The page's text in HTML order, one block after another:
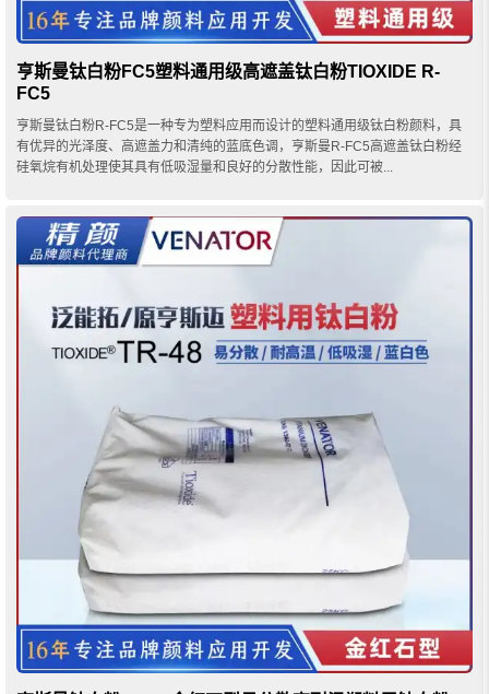
亨斯曼钛白粉FC5塑料通用级高遮盖钛白粉TIOXIDE R-
FC5
亨斯曼钛白粉R-FC5是一种专为塑料应用而设计的塑料通用级钛白粉颜料，具
有优异的光泽度、高遮盖力和清纯的蓝底色调，亨斯曼R-FC5高遮盖钛白粉经
硅氧烷有机处理使其具有低吸湿量和良好的分散性能，因此可被...